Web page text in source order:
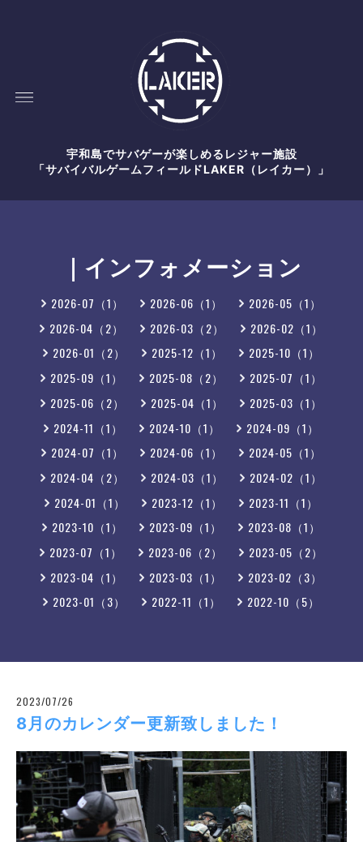
宇和島でサバゲーが楽しめるレジャー施設
「サバイバルゲームフィールドLAKER（レイカー）」
｜インフォメーション
2026-07（1） 2026-06（1）
2026-05（1）
2026-04（2）
2026-03（2）
2026-02（1）
2026-01（2）
2025-12（1）
2025-10（1）
2025-09（1）
2025-08（2）
2025-07（1）
2025-06（2）
2025-04（1）
2025-03（1）
2024-11（1）
2024-10（1）
2024-09（1）
2024-07（1）
2024-06（1）
2024-05（1）
2024-04（2）
2024-03（1）
2024-02（1）
2024-01（1）
2023-12（1）
2023-11（1）
2023-10（1）
2023-09（1）
2023-08（1）
2023-07（1）
2023-06（2）
2023-05（2）
2023-04（1）
2023-03（1）
2023-02（3）
2023-01（3）
2022-11（1） 2022-10（5）
2023/07/26
8月のカレンダー更新致しました！